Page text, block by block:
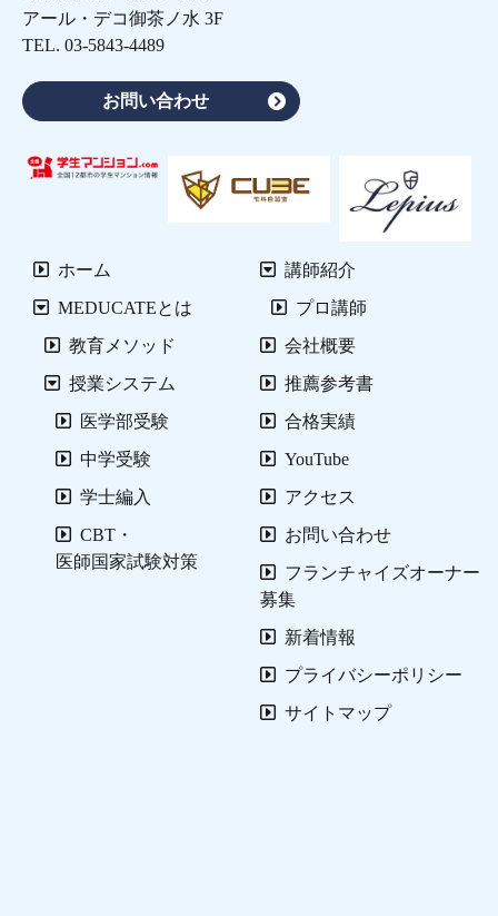
アール・デコ御茶ノ水 3F
TEL. 03-5843-4489
お問い合わせ
ホーム
MEDUCATEとは
教育メソッド
授業システム
医学部受験
中学受験
学士編入
CBT・
医師国家試験対策
講師紹介
プロ講師
会社概要
推薦参考書
合格実績
YouTube
アクセス
お問い合わせ
フランチャイズオーナー
募集
新着情報
プライバシーポリシー
サイトマップ